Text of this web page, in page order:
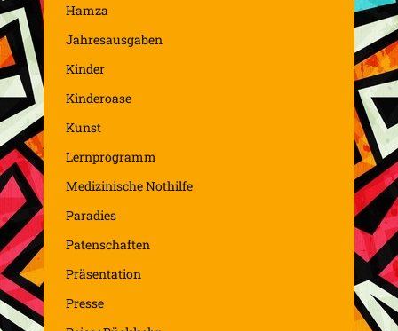
Hamza
Jahresausgaben
Kinder
Kinderoase
Kunst
Lernprogramm
Medizinische Nothilfe
Paradies
Patenschaften
Präsentation
Presse